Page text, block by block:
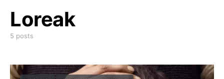
Loreak
5 posts